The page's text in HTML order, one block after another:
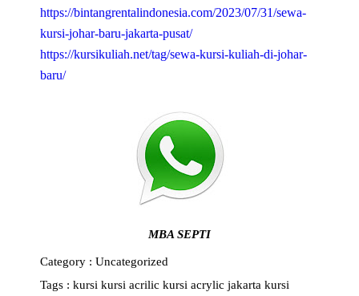
https://bintangrentalindonesia.com/2023/07/31/sewa-
kursi-johar-baru-jakarta-pusat/
https://kursikuliah.net/tag/sewa-kursi-kuliah-di-johar-
baru/
MBA SEPTI
Category : Uncategorized
Tags : kursikursi acrilickursi acrylic jakartakursi